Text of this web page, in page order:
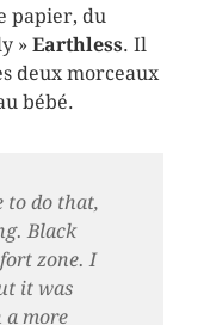
papier, du
» Earthless. Il
deux morceaux
bébé.
to do that,
Black
zone. I
it was
more